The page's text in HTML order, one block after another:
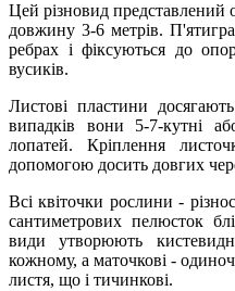
Цей різновид представлений
довжину 3-6 метрів.
ребрах і фіксуються до
вусиків.
Листові пластини
випадків вони 5-7-кутні
лопатей. Кріплення
допомогою досить довгих
Всі квіточки рослини -
сантиметрових пелюсток
види утворюють
кожному, а маточкові -
листя, що і тичинкові.